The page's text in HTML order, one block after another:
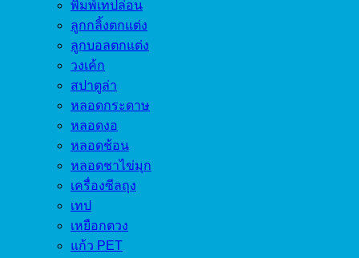
พิมพ์เทปล่อน
ลูกกลิ้งตกแต่ง
ลูกบอลตกแต่ง
วงเค้ก
สปาตูล่า
หลอดกระดาษ
หลอดงอ
หลอดช้อน
หลอดชาไข่มุก
เครื่องซีลถุง
เทป
เหยือกตวง
แก้ว PET